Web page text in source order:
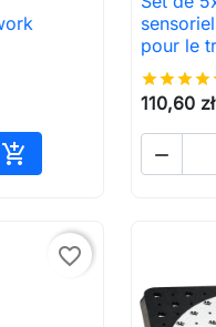

Ajouter au panier
pour le
starstarstarstar
110,60 zł

favorite_border